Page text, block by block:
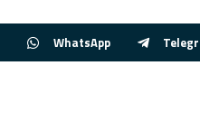
WhatsApp